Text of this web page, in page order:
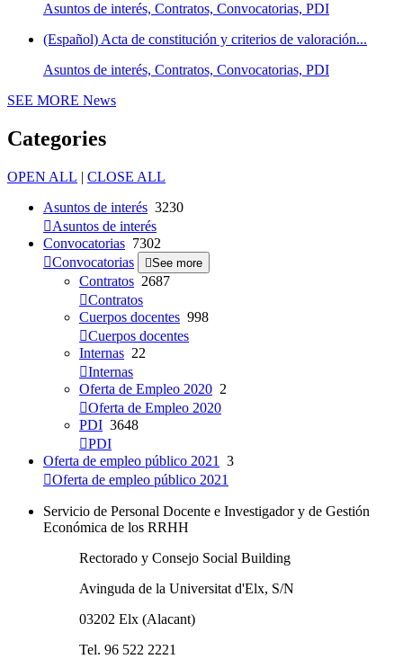
Asuntos de interés, Contratos, Convocatorias, PDI
(Español) Acta de constitución y criterios de valoración...
Asuntos de interés, Contratos, Convocatorias, PDI
SEE MORE News
Categories
OPEN ALL | CLOSE ALL
Asuntos de interés 3230
Asuntos de interés
Convocatorias 7302
Convocatorias
See more
Contratos 2687
Contratos
Cuerpos docentes 998
Cuerpos docentes
Internas 22
Internas
Oferta de Empleo 2020 2
Oferta de Empleo 2020
PDI 3648
PDI
Oferta de empleo público 2021
3
Oferta de empleo público 2021
Servicio de Personal Docente e Investigador y de Gestión
Económica de los RRHH
Rectorado y Consejo Social Building
Avinguda de la Universitat d'Elx, S/N
03202 Elx (Alacant)
Tel. 96 522 2221